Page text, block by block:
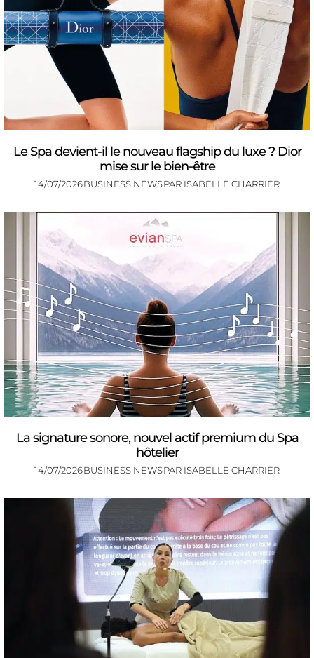
Le Spa devient-il le nouveau flagship du luxe ? Dior
mise sur le bien-être
14/07/2026BUSINESS NEWSPAR ISABELLE CHARRIER
La signature sonore, nouvel actif premium du Spa
hôtelier
14/07/2026BUSINESS NEWSPAR ISABELLE CHARRIER